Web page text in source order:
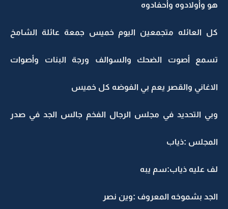
هو وأولادوه وأحفادوه
كل العائله متجمعين اليوم خميس جمعة عائلة الشامخ
تسمع أصوت الضحك والسوالف ورجة البنات وأصوات
الاغاني والقصر يعم بي الفوضه كل خميس
وبي التحديد في مجلس الرجال الفخم جالس الجد في صدر
المجلس :ذياب
لف عليه ذياب:سم يبه
الجد بشموخه المعروف :وين نصر